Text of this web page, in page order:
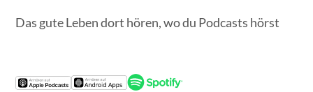
Das gute Leben dort hören, wo du Podcasts hörst